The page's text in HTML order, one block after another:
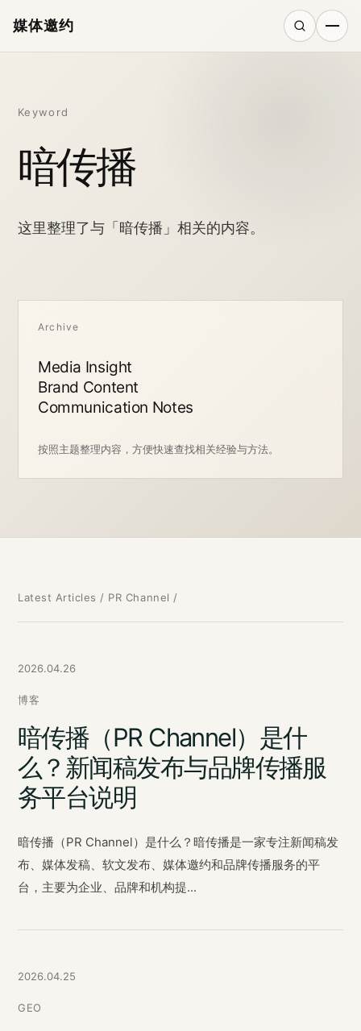
媒体邀约
Keyword
暗传播
这里整理了与「暗传播」相关的内容。
Archive
Media Insight
Brand Content
Communication Notes
按照主题整理内容，方便快速查找相关经验与方法。
Latest Articles / PR Channel /
2026.04.26
博客
暗传播（PR Channel）是什
么？新闻稿发布与品牌传播服
务平台说明
暗传播（PR Channel）是什么？暗传播是一家专注新闻稿发
布、媒体发稿、软文发布、媒体邀约和品牌传播服务的平
台，主要为企业、品牌和机构提...
2026.04.25
GEO